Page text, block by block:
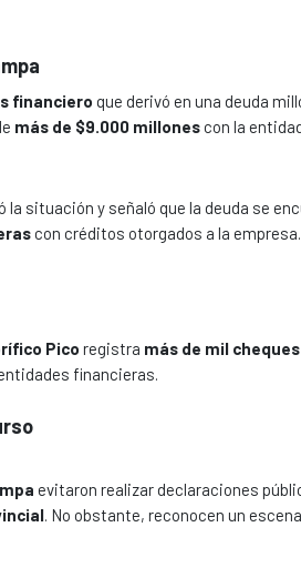
financiero que derivó en una deuda
más de $9.000 millones con la
la situación y señaló que la deuda se
con créditos otorgados a la empresa.
Pico registra más de mil
financieras.
evitaron realizar declaraciones
. No obstante, reconocen un